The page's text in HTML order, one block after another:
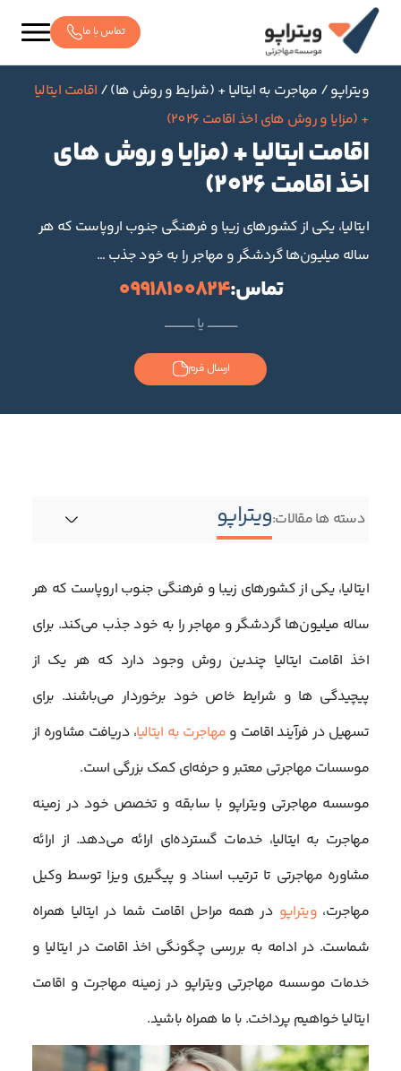
تماس با ما
ویتراپو/ مهاجرت به ایتالیا + (شرایط و روش ها)/ اقامت ایتالیا
+ (مزایا و روش های اخذ اقامت 2026)
اقامت ایتالیا + (مزایا و روش های
اخذ اقامت 2026)
ایتالیا، یکی از کشورهای زیبا و فرهنگی جنوب اروپاست که هر
ساله میلیون‌ها گردشگر و مهاجر را به خود جذب …
تماس:09918100824
ــــــــــــــــــــــــ یا ــــــــــــــــــــــــ
ارسال فرم
دسته ها مقالات:ویتراپو
ایتالیا، یکی از کشورهای زیبا و فرهنگی جنوب اروپاست که هر
ساله میلیون‌ها گردشگر و مهاجر را به خود جذب می‌کند. برای
اخذ اقامت ایتالیا چندین روش وجود دارد که هر یک از
پیچیدگی ها و شرایط خاص خود برخوردار می‌باشند. برای
تسهیل در فرآیند اقامت و مهاجرت به ایتالیا، دریافت مشاوره از
موسسات مهاجرتی معتبر و حرفه‌ای کمک بزرگی است.
موسسه مهاجرتی ویتراپو با سابقه و تخصص خود در زمینه
مهاجرت به ایتالیا، خدمات گسترده‌ای ارائه می‌دهد. از ارائه
مشاوره‌ مهاجرتی تا ترتیب اسناد و پیگیری ویزا توسط وکیل
مهاجرت، ویتراپو در همه مراحل اقامت شما در ایتالیا همراه
شماست. در ادامه به بررسی چگونگی اخذ اقامت در ایتالیا و
خدمات موسسه مهاجرتی ویتراپو در زمینه مهاجرت و اقامت
ایتالیا خواهیم پرداخت. با ما همراه باشید.